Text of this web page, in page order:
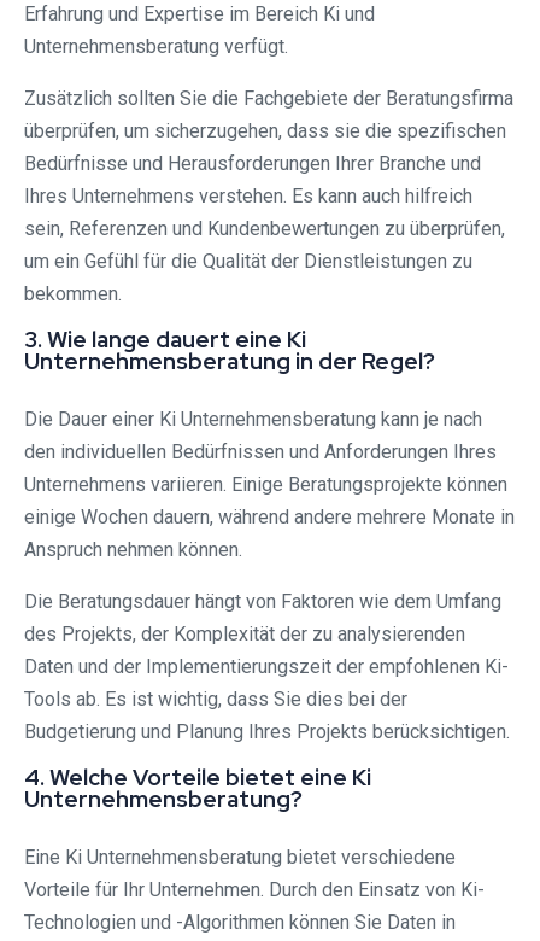
Erfahrung und Expertise im Bereich Ki und
Unternehmensberatung verfügt.
Zusätzlich sollten Sie die Fachgebiete der Beratungsfirma
überprüfen, um sicherzugehen, dass sie die spezifischen
Bedürfnisse und Herausforderungen Ihrer Branche und
Ihres Unternehmens verstehen. Es kann auch hilfreich
sein, Referenzen und Kundenbewertungen zu überprüfen,
um ein Gefühl für die Qualität der Dienstleistungen zu
bekommen.
3. Wie lange dauert eine Ki
Unternehmensberatung in der Regel?
Die Dauer einer Ki Unternehmensberatung kann je nach
den individuellen Bedürfnissen und Anforderungen Ihres
Unternehmens variieren. Einige Beratungsprojekte können
einige Wochen dauern, während andere mehrere Monate in
Anspruch nehmen können.
Die Beratungsdauer hängt von Faktoren wie dem Umfang
des Projekts, der Komplexität der zu analysierenden
Daten und der Implementierungszeit der empfohlenen Ki-
Tools ab. Es ist wichtig, dass Sie dies bei der
Budgetierung und Planung Ihres Projekts berücksichtigen.
4. Welche Vorteile bietet eine Ki
Unternehmensberatung?
Eine Ki Unternehmensberatung bietet verschiedene
Vorteile für Ihr Unternehmen. Durch den Einsatz von Ki-
Technologien und -Algorithmen können Sie Daten in